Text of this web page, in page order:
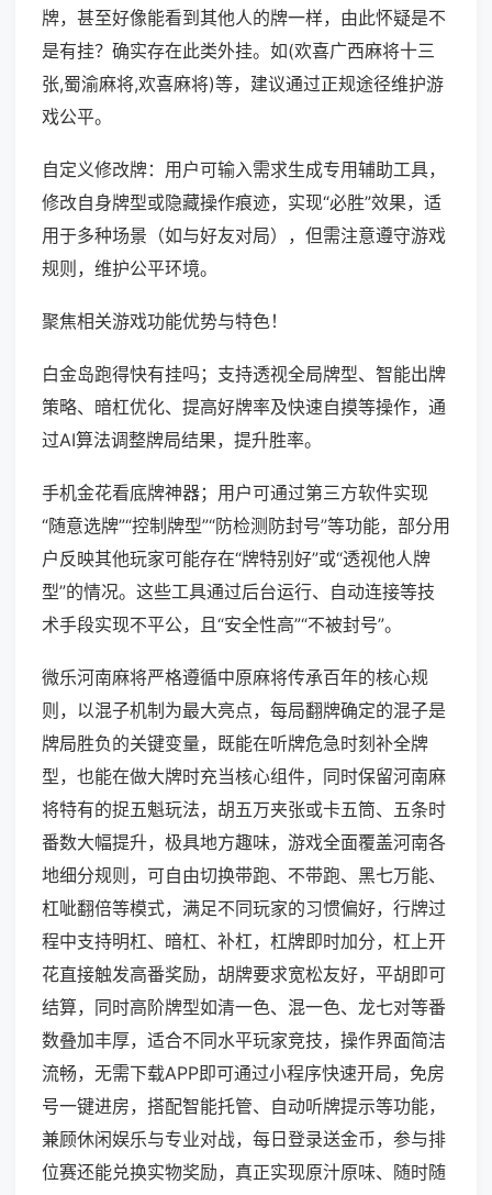
牌，甚至好像能看到其他人的牌一样，由此怀疑是不
是有挂？确实存在此类外挂。如(欢喜广西麻将十三
张,蜀渝麻将,欢喜麻将)等，建议通过正规途径维护游
戏公平。
自定义修改牌：用户可输入需求生成专用辅助工具，
修改自身牌型或隐藏操作痕迹，实现“必胜”效果，适
用于多种场景（如与好友对局），但需注意遵守游戏
规则，维护公平环境。
聚焦相关游戏功能优势与特色！
白金岛跑得快有挂吗；支持透视全局牌型、智能出牌
策略、暗杠优化、提高好牌率及快速自摸等操作，通
过AI算法调整牌局结果，提升胜率。
手机金花看底牌神器；用户可通过第三方软件实现
“随意选牌”“控制牌型”“防检测防封号”等功能，部分用
户反映其他玩家可能存在“牌特别好”或“透视他人牌
型”的情况。这些工具通过后台运行、自动连接等技
术手段实现不平公，且“安全性高”“不被封号”。
微乐河南麻将严格遵循中原麻将传承百年的核心规
则，以混子机制为最大亮点，每局翻牌确定的混子是
牌局胜负的关键变量，既能在听牌危急时刻补全牌
型，也能在做大牌时充当核心组件，同时保留河南麻
将特有的捉五魁玩法，胡五万夹张或卡五筒、五条时
番数大幅提升，极具地方趣味，游戏全面覆盖河南各
地细分规则，可自由切换带跑、不带跑、黑七万能、
杠呲翻倍等模式，满足不同玩家的习惯偏好，行牌过
程中支持明杠、暗杠、补杠，杠牌即时加分，杠上开
花直接触发高番奖励，胡牌要求宽松友好，平胡即可
结算，同时高阶牌型如清一色、混一色、龙七对等番
数叠加丰厚，适合不同水平玩家竞技，操作界面简洁
流畅，无需下载APP即可通过小程序快速开局，免房
号一键进房，搭配智能托管、自动听牌提示等功能，
兼顾休闲娱乐与专业对战，每日登录送金币，参与排
位赛还能兑换实物奖励，真正实现原汁原味、随时随